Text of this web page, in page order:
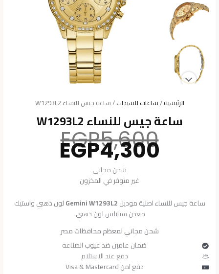
الرئيسية/ساعات للسيدات/ ساعة جيس للنساء W1293L2
ساعة جيس للنساء W1293L2
EGP5,600 السعر
الأصلي
هو:EGP4,300
شحن مجاني
غير متوفر في المخزون
ساعة جيس للنساء اصلية موديلGemini W1293L2لون ذهبي واستيك
معدن ستانلس لون ذهبي.
شحن مجاني لمعظم محافظات مصر
ضمان عامين ضد عيوب الصناعه
دفع عند الاستلام
دفع امن Visa & Mastercard